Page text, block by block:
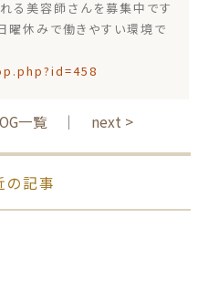
る美容師さんを募集中です
曜休みで働きやすい環境で
一覧 ｜ next >
の記事